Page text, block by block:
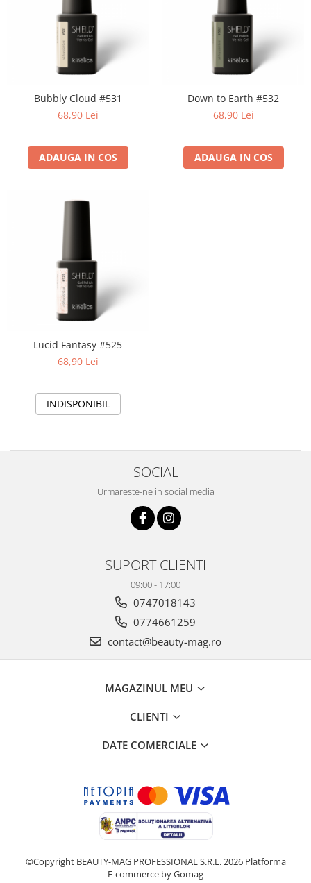
Bubbly Cloud #531
68,90 Lei
ADAUGA IN COS
Down to Earth #532
68,90 Lei
ADAUGA IN COS
Lucid Fantasy #525
68,90 Lei
INDISPONIBIL
SOCIAL
Urmareste-ne in social media
SUPORT CLIENTI
09:00 - 17:00
0747018143
0774661259
contact@beauty-mag.ro
MAGAZINUL MEU
CLIENTI
DATE COMERCIALE
©Copyright BEAUTY-MAG PROFESSIONAL S.R.L. 2026 Platforma
E-commerce by Gomag